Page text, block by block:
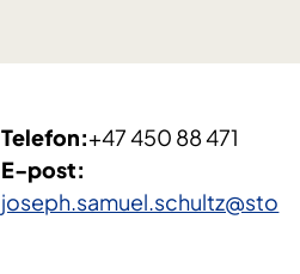
Telefon:+47 450 88 471
E-post:
joseph.samuel.schultz@sto